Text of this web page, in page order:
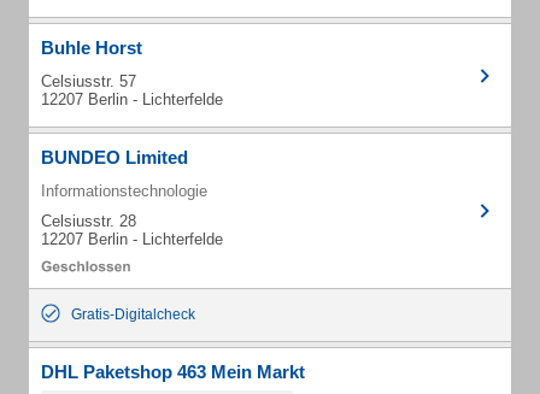
Buhle Horst
Celsiusstr. 57
12207 Berlin - Lichterfelde
BUNDEO Limited
Informationstechnologie
Celsiusstr. 28
12207 Berlin - Lichterfelde
Gratis-Digitalcheck
DHL Paketshop 463 Mein Markt